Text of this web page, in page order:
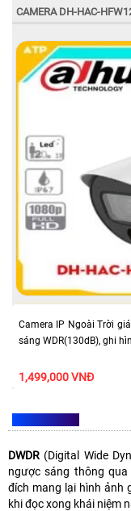
CAMERA DH-HAC-
Camera IP Ngoài Trời
sáng WDR(130dB), ghi
1,499,000 VNĐ
DWDR (Digital Wide
ngược sáng thông
đích mang lại hình ảnh
khi đọc xong khái niệm